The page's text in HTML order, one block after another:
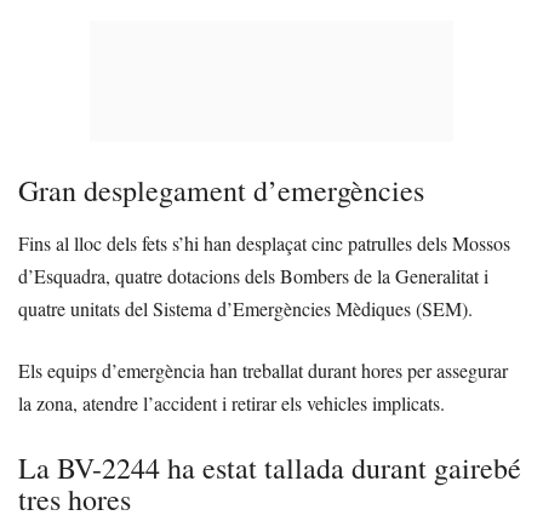
Gran desplegament d’emergències
Fins al lloc dels fets s’hi han desplaçat cinc patrulles dels Mossos
d’Esquadra, quatre dotacions dels Bombers de la Generalitat i
quatre unitats del Sistema d’Emergències Mèdiques (SEM).
Els equips d’emergència han treballat durant hores per assegurar
la zona, atendre l’accident i retirar els vehicles implicats.
La BV-2244 ha estat tallada durant gairebé
tres hores